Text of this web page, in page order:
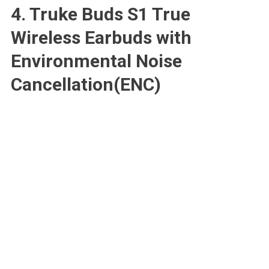
4. Truke Buds S1 True
Wireless Earbuds with
Environmental Noise
Cancellation(ENC)